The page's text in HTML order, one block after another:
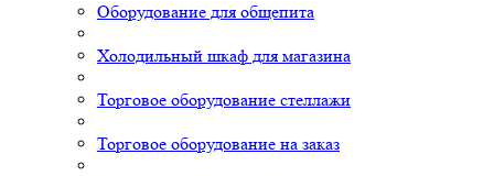
Оборудование для общепита
Холодильный шкаф для магазина
Торговое оборудование стеллажи
Торговое оборудование на заказ